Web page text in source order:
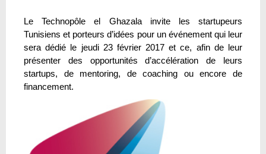
Le Technopôle el Ghazala invite les startupeurs
Tunisiens et porteurs d’idées pour un événement qui leur
sera dédié le jeudi 23 février 2017 et ce, afin de leur
présenter des opportunités d’accélération de leurs
startups, de mentoring, de coaching ou encore de
financement.